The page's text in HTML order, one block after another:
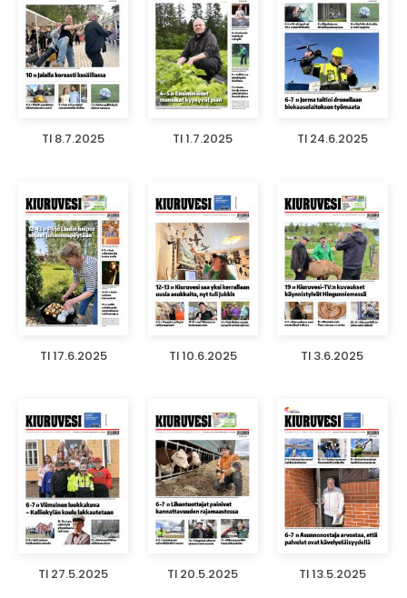
TI 8.7.2025 TI 1.7.2025 TI 24.6.2025
TI 17.6.2025 TI 10.6.2025 TI 3.6.2025
TI 27.5.2025 TI 20.5.2025 TI 13.5.2025